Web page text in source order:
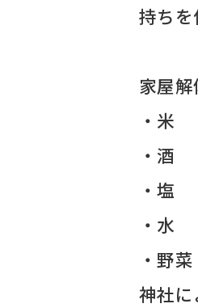
持ちを
家屋解
・米
・酒
・塩
・水
・野
神社